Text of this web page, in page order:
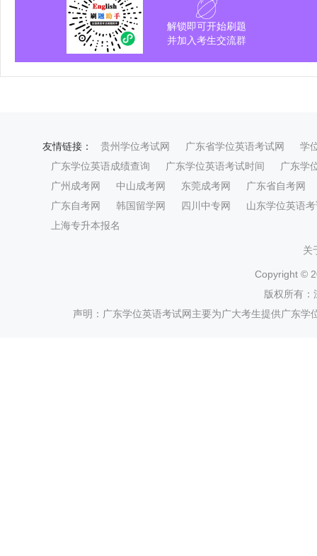
解锁即可开始刷题
并加入考生交流群
友情链接： 贵州学位考试网 广东省学位英语考试网
学
广东学位英语成绩查询
广东学位英语考试时间
广东学
广州成考网
中山成考网 东莞成考网
广东省自考网
广东自考网
韩国留学网 四川中专网
山东学位英语
上海专升本报名
关
Copyright ©
版权所有
声明：广东学位英语考试网主要为广大考生提供广东